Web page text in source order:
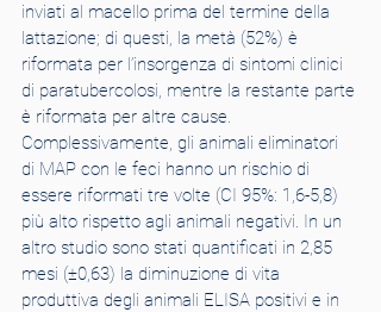
inviati al macello prima del termine della
lattazione; di questi, la metà (52%) è
riformata per l’insorgenza di sintomi clinici
di paratubercolosi, mentre la restante parte
è riformata per altre cause.
Complessivamente, gli animali eliminatori
di MAP con le feci hanno un rischio di
essere riformati tre volte (CI 95%: 1,6-5,8)
più alto rispetto agli animali negativi. In un
altro studio sono stati quantificati in 2,85
mesi (±0,63) la diminuzione di vita
produttiva degli animali ELISA positivi e in